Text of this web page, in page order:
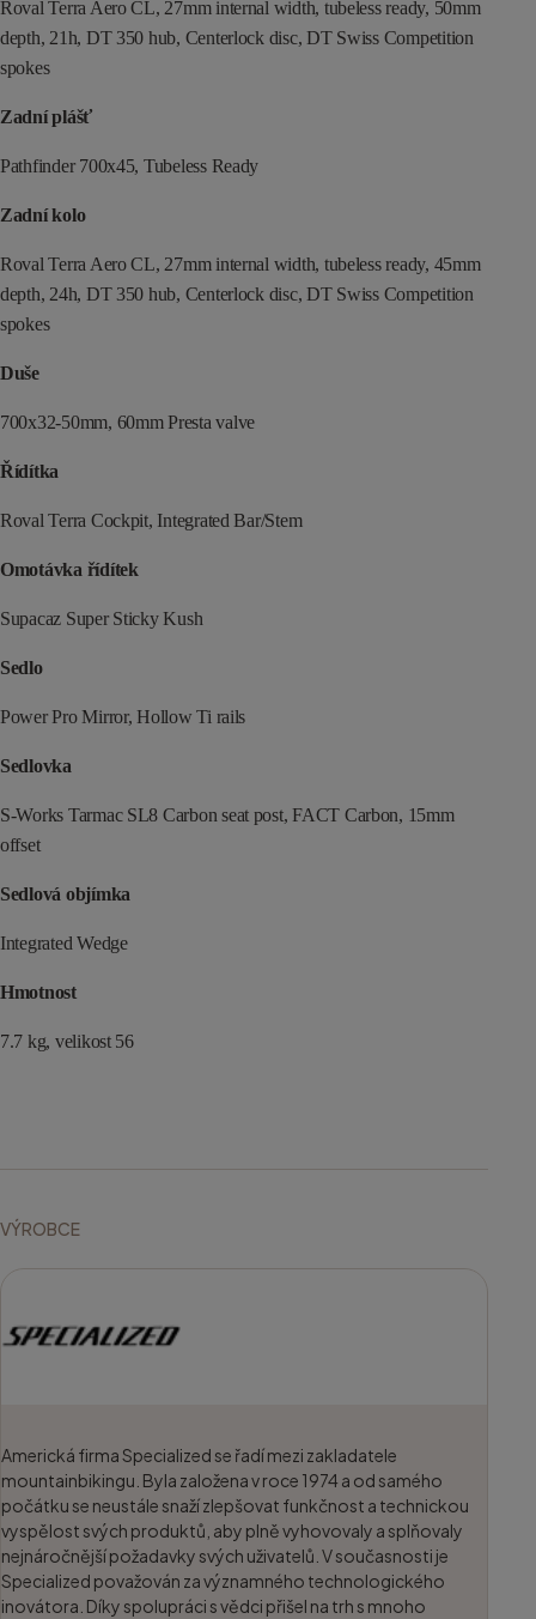
Roval Terra Aero CL, 27mm internal width, tubeless ready, 50mm
depth, 21h, DT 350 hub, Centerlock disc, DT Swiss Competition
spokes
Zadní plášť
Pathfinder 700x45, Tubeless Ready
Zadní kolo
Roval Terra Aero CL, 27mm internal width, tubeless ready, 45mm
depth, 24h, DT 350 hub, Centerlock disc, DT Swiss Competition
spokes
Duše
700x32-50mm, 60mm Presta valve
Řídítka
Roval Terra Cockpit, Integrated Bar/Stem
Omotávka řídítek
Supacaz Super Sticky Kush
Sedlo
Power Pro Mirror, Hollow Ti rails
Sedlovka
S-Works Tarmac SL8 Carbon seat post, FACT Carbon, 15mm
offset
Sedlová objímka
Integrated Wedge
Hmotnost
7.7 kg, velikost 56
VÝROBCE
Americká firma Specialized se řadí mezi zakladatele
mountainbikingu. Byla založena v roce 1974 a od samého
počátku se neustále snaží zlepšovat funkčnost a technickou
vyspělost svých produktů, aby plně vyhovovaly a splňovaly
nejnáročnější požadavky svých uživatelů. V současnosti je
Specialized považován za významného technologického
inovátora. Díky spolupráci s vědci přišel na trh s mnoho